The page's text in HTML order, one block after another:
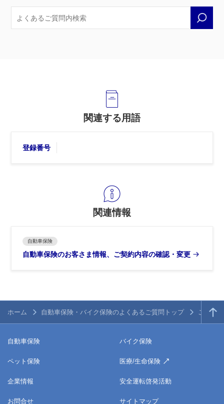
関連する用語
登録番号
関連情報
自動車保険
自動車保険のお客さま情報、ご契約内容の確認・変更
ホーム 自動車保険・バイク保険のよくあるご質問トップ ご契約
自動車保険 バイク保険
ペット保険 医療/生命保険
企業情報 安全運転啓発活動
お問合せ サイトマップ